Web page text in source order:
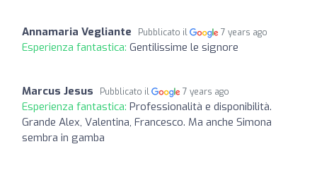
Annamaria Vegliante Pubblicato il 7 years ago
Esperienza fantastica: Gentilissime le signore
Marcus Jesus Pubblicato il 7 years ago
Esperienza fantastica: Professionalità e disponibilità.
Grande Alex, Valentina, Francesco. Ma anche Simona
sembra in gamba